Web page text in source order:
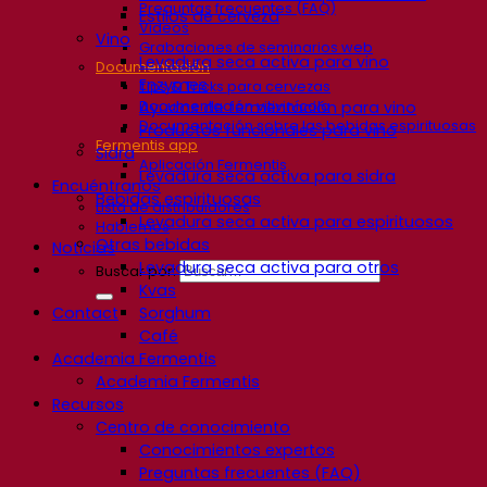
Preguntas frecuentes (FAQ)
Videos
Grabaciones de seminarios web
Documentación
Tips & Tricks para cervezas
Documentación vitivinícola
Documentación sobre las bebidas espirituosas
Fermentis app
Aplicación Fermentis
Encuéntranos
Lista de distribuidores
Hablemos
Noticias
Buscar por:
Contact
Estilos de cerveza
Vino
Levadura seca activa para vino
Enzymes
Ayudas de fermentación para vino
Productos funcionales para vino
Sidra
Levadura seca activa para sidra
Bebidas espirituosas
Levadura seca activa para espirituosos
Otras bebidas
Levadura seca activa para otros
Kvas
Sorghum
Café
Academia Fermentis
Academia Fermentis
Recursos
Centro de conocimiento
Conocimientos expertos
Preguntas frecuentes (FAQ)